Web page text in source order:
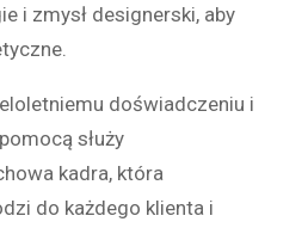
i zmysł designerski, aby
doświadczeniu i
służy
kadra, która
do każdego klienta i